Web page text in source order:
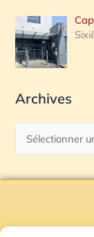
Archives